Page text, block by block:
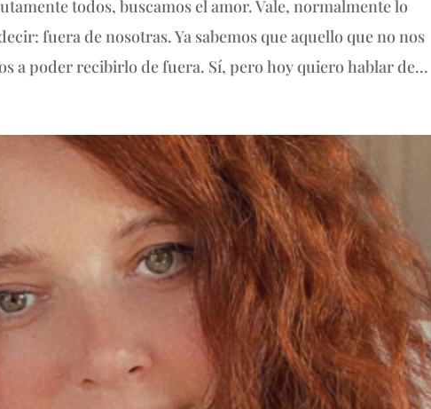
todos, buscamos el amor. Vale, normalmente lo
fuera de nosotras. Ya sabemos que aquello que no nos
a poder recibirlo de fuera. Sí, pero hoy quiero hablar de...